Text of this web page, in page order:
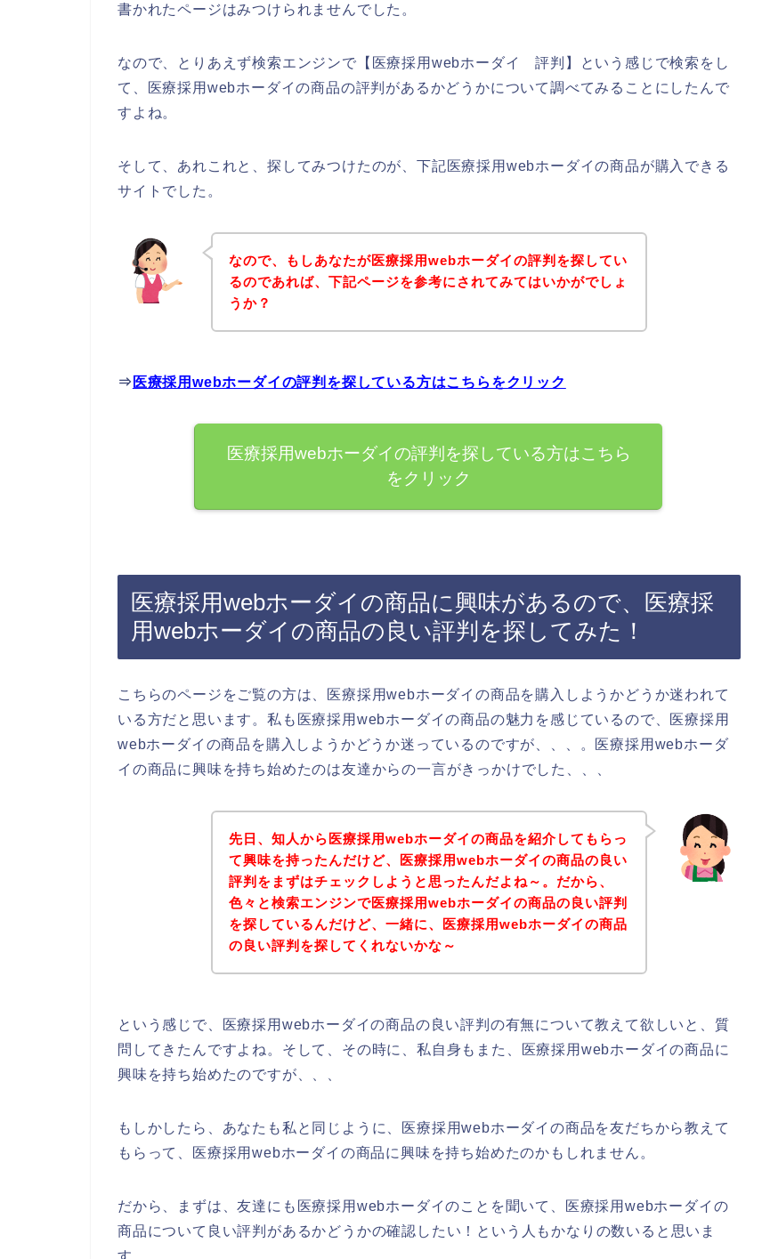
書かれたページはみつけられませんでした。
なので、とりあえず検索エンジンで【医療採用webホーダイ 評判】という感じで検索をし
て、医療採用webホーダイの商品の評判があるかどうかについて調べてみることにしたんで
すよね。
そして、あれこれと、探してみつけたのが、下記医療採用webホーダイの商品が購入できる
サイトでした。
なので、もしあなたが医療採用webホーダイの評判を探してい
るのであれば、下記ページを参考にされてみてはいかがでしょ
うか？
⇒ 医療採用webホーダイの評判を探している方はこちらをクリック
医療採用webホーダイの評判を探している方はこちら
をクリック
医療採用webホーダイの商品に興味があるので、医療採
用webホーダイの商品の良い評判を探してみた！
こちらのページをご覧の方は、医療採用webホーダイの商品を購入しようかどうか迷われて
いる方だと思います。私も医療採用webホーダイの商品の魅力を感じているので、医療採用
webホーダイの商品を購入しようかどうか迷っているのですが、、、。医療採用webホーダ
イの商品に興味を持ち始めたのは友達からの一言がきっかけでした、、、
先日、知人から医療採用webホーダイの商品を紹介してもらっ
て興味を持ったんだけど、医療採用webホーダイの商品の良い
評判をまずはチェックしようと思ったんだよね～。だから、
色々と検索エンジンで医療採用webホーダイの商品の良い評判
を探しているんだけど、一緒に、医療採用webホーダイの商品
の良い評判を探してくれないかな～
という感じで、医療採用webホーダイの商品の良い評判の有無について教えて欲しいと、質
問してきたんですよね。そして、その時に、私自身もまた、医療採用webホーダイの商品に
興味を持ち始めたのですが、、、
もしかしたら、あなたも私と同じように、医療採用webホーダイの商品を友だちから教えて
もらって、医療採用webホーダイの商品に興味を持ち始めたのかもしれません。
だから、まずは、友達にも医療採用webホーダイのことを聞いて、医療採用webホーダイの
商品について良い評判があるかどうかの確認したい！という人もかなりの数いると思いま